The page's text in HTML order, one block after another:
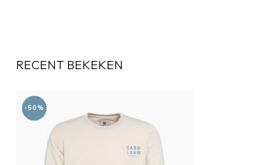
RECENT BEKEKEN
-50%